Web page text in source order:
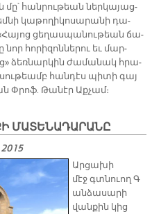
մը՝ հան­րու­թեան ներ­կա­յաց­
կա­թո­ղի­կո­սա­րա­նի դա­
ցե­ղաս­պա­նու­թեան ճա­
նոր հո­րի­զոն­նե­րու եւ մար­
ձեռ­նար­կին ժա­մա­նակ հրա­
հան­դէս պի­տի գայ
Թա­նէր Աք­չամ։
ՄԱՏԵՆԱԴԱՐԱՆԸ
Ար­ցա­խի
մէջ գտնուող Գ
ան­ձա­սա­րի
վան­քին կից